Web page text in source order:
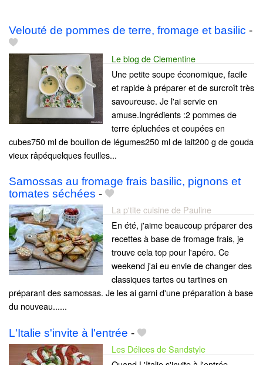
Velouté de pommes de terre, fromage et basilic -
Le blog de Clementine
Une petite soupe économique, facile
et rapide à préparer et de surcroît très
savoureuse. Je l'ai servie en
amuse.Ingrédients :2 pommes de
terre épluchées et coupées en
cubes750 ml de bouillon de légumes250 ml de lait200 g de gouda
vieux râpéquelques feuilles...
Samossas au fromage frais basilic, pignons et
tomates séchées -
La p'tite cuisine de Pauline
En été, j'aime beaucoup préparer des
recettes à base de fromage frais, je
trouve cela top pour l'apéro. Ce
weekend j'ai eu envie de changer des
classiques tartes ou tartines en
préparant des samossas. Je les ai garni d'une préparation à base
du nouveau......
L'Italie s'invite à l'entrée -
Les Délices de Sandstyle